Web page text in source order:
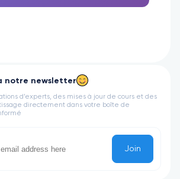
notre newsletter
d’experts, des mises à jour de cours et des
directement dans votre boîte de
Join